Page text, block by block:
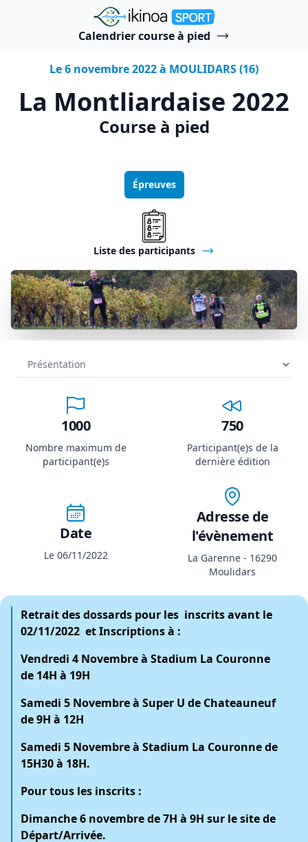
"Ikinoa Sport"
Calendrier course à pied
Le 6 novembre 2022 à MOULIDARS (16)
La Montliardaise 2022
Course à pied
Épreuves
Liste des participants
1000
Nombre maximum de
participant(e)s
750
Participant(e)s de la
dernière édition
Date
Le 06/11/2022
Adresse de
l'évènement
La Garenne - 16290
Moulidars
Retrait des dossards pour les inscrits avant le
02/11/2022 et Inscriptions à :
Vendredi 4 Novembreà Stadium La Couronne
de 14H à 19H
Samedi 5 Novembre à Super U de Chateauneuf
de 9H à 12H
Samedi 5 Novembre à Stadium La Couronne de
15H30 à 18H.
Pour tous les inscrits :
Dimanche 6 novembre de 7H à 9H sur le site de
Départ/Arrivée.